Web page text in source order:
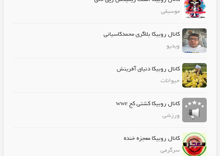
موسیقی
کانال روبیکا بلاگری محمدکاسیانی
ویدیو
کانال روبیکا دنیای آفرینش
حیوانات
کانال روبیکا کشتی کج wwe
ورزشی
کانال روبیکا معجزه خنده
سرگرمی